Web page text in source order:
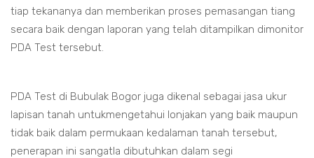
tiap tekananya dan memberikan proses pemasangan tiang
secara baik dengan laporan yang telah ditampilkan dimonitor
PDA Test tersebut.
PDA Test di Bubulak Bogor juga dikenal sebagai jasa ukur
lapisan tanah untukmengetahui lonjakan yang baik maupun
tidak baik dalam permukaan kedalaman tanah tersebut,
penerapan ini sangatla dibutuhkan dalam segi